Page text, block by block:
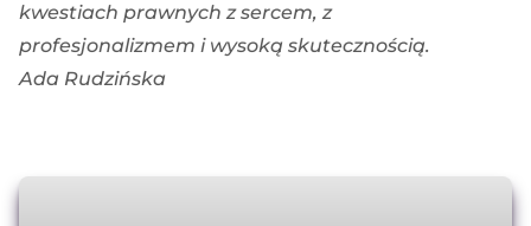
kwestiach prawnych z sercem, z
profesjonalizmem i wysoką skutecznością.
Ada Rudzińska